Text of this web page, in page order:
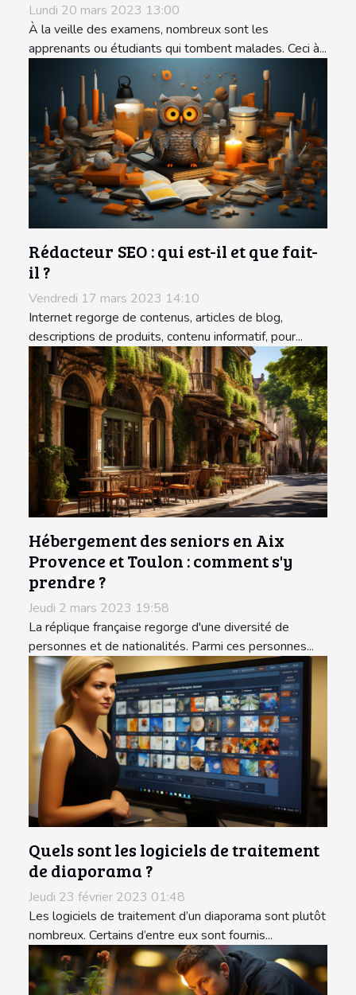
Lundi 20 mars 2023 13:00
À la veille des examens, nombreux sont les
apprenants ou étudiants qui tombent malades. Ceci à...
Rédacteur SEO : qui est-il et que fait-
il ?
Vendredi 17 mars 2023 14:10
Internet regorge de contenus, articles de blog,
descriptions de produits, contenu informatif, pour...
Hébergement des seniors en Aix
Provence et Toulon : comment s'y
prendre ?
Jeudi 2 mars 2023 19:58
La réplique française regorge d'une diversité de
personnes et de nationalités. Parmi ces personnes...
Quels sont les logiciels de traitement
de diaporama ?
Jeudi 23 février 2023 01:48
Les logiciels de traitement d’un diaporama sont plutôt
nombreux. Certains d’entre eux sont fournis...